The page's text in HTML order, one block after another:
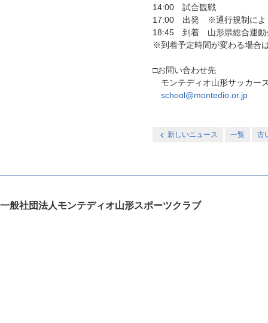
14:00 試合観戦
17:00 出発 ※通行規制によ
18:45 到着 山形県総合運動
※到着予定時間が変わる場合
□お問い合わせ先
モンテディオ山形サッカー
school@montedio.or.jp
新しいニュース 一覧 古
一般社団法人モンテディオ山形スポーツクラブ